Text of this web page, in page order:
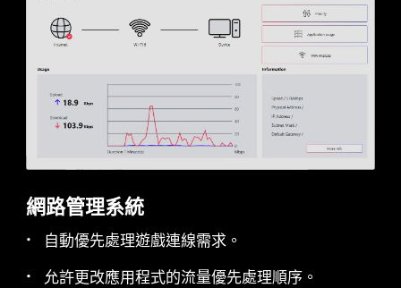
網路管理系統
自動優先處理遊戲連線需求。
允許更改應用程式的流量優先處理順序。